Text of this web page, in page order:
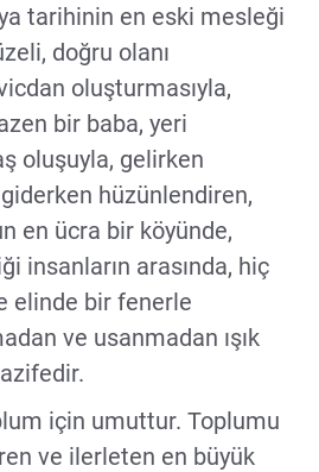
tarihinin en eski mesleği
doğru olanı
oluşturmasıyla,
bir baba, yeri
oluşuyla, gelirken
hüzünlendiren,
en ücra bir köyünde,
insanların arasında, hiç
elinde bir fenerle
ve usanmadan ışık
için umuttur. Toplumu
ve ilerleten en büyük